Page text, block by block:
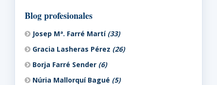
Blog profesionales
Josep Mª. Farré Martí (33)
Gracia Lasheras Pérez (26)
Borja Farré Sender (6)
Núria Mallorquí Bagué (5)